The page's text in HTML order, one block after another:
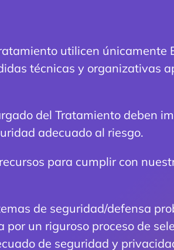
utilicen únicamente
técnicas y organizativas
del Tratamiento deben
adecuado al riesgo.
para cumplir con
de seguridad/defensa
un riguroso proceso de
de seguridad y